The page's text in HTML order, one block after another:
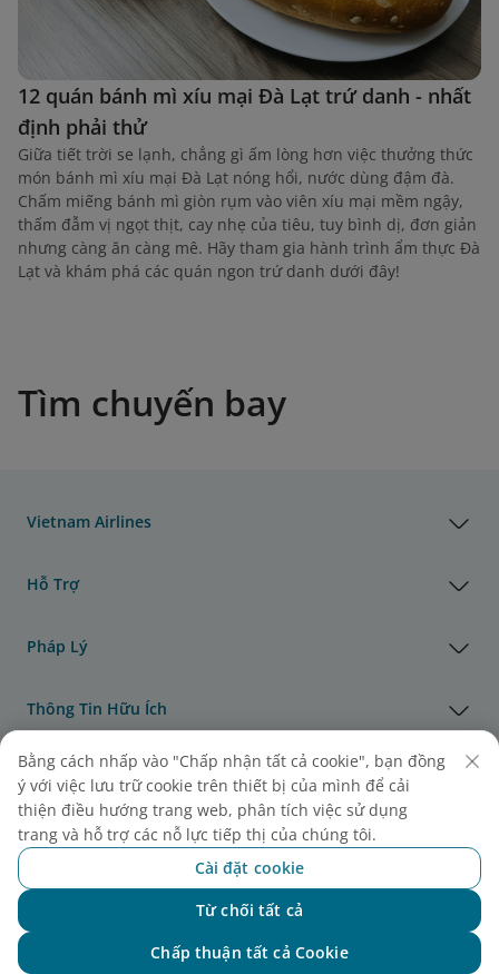
12 quán bánh mì xíu mại Đà Lạt trứ danh - nhất
định phải thử
Giữa tiết trời se lạnh, chẳng gì ấm lòng hơn việc thưởng thức
món bánh mì xíu mại Đà Lạt nóng hổi, nước dùng đậm đà.
Chấm miếng bánh mì giòn rụm vào viên xíu mại mềm ngậy,
thấm đẫm vị ngọt thịt, cay nhẹ của tiêu, tuy bình dị, đơn giản
nhưng càng ăn càng mê. Hãy tham gia hành trình ẩm thực Đà
Lạt và khám phá các quán ngon trứ danh dưới đây!
Tìm chuyến bay
Vietnam Airlines
Hỗ Trợ
Pháp Lý
Thông Tin Hữu Ích
Đại lý & Đối tác
Vận Tải Hàng Hóa
Giải thưởng của Vietnam Airlines
Bằng cách nhấp vào "Chấp nhận tất cả cookie", bạn đồng
ý với việc lưu trữ cookie trên thiết bị của mình để cải
thiện điều hướng trang web, phân tích việc sử dụng
trang và hỗ trợ các nỗ lực tiếp thị của chúng tôi.
Cài đặt cookie
Từ chối tất cả
Chấp thuận tất cả Cookie